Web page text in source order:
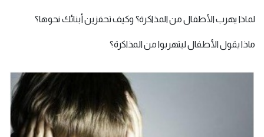
لماذا يهرب الأطفال من المذاكرة؟ وكيف تحفزين أبنائك نحوها؟
ماذا يقول الأطفال ليتهربوا من المذاكرة؟